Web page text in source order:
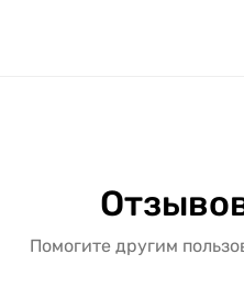
Помогите другим